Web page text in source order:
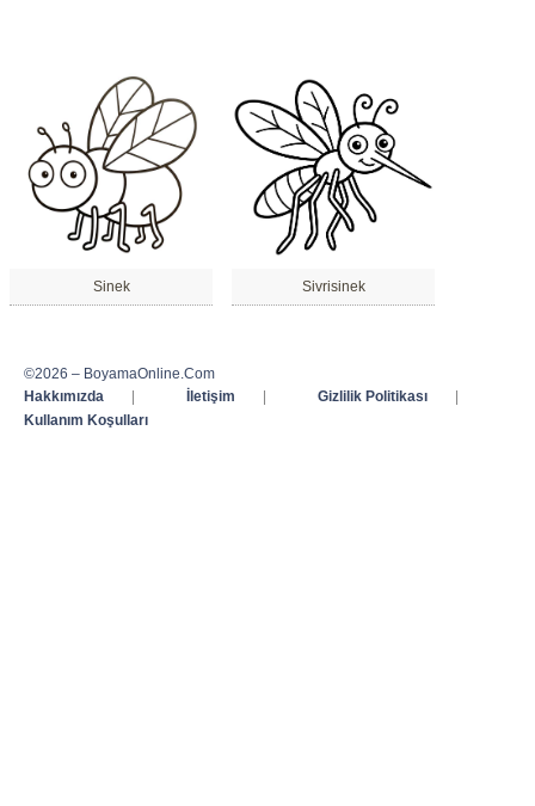
Sinek Sivrisinek
©2026 – BoyamaOnline.Com
Hakkımızda
İletişim Gizlilik Politikası
Kullanım Koşulları